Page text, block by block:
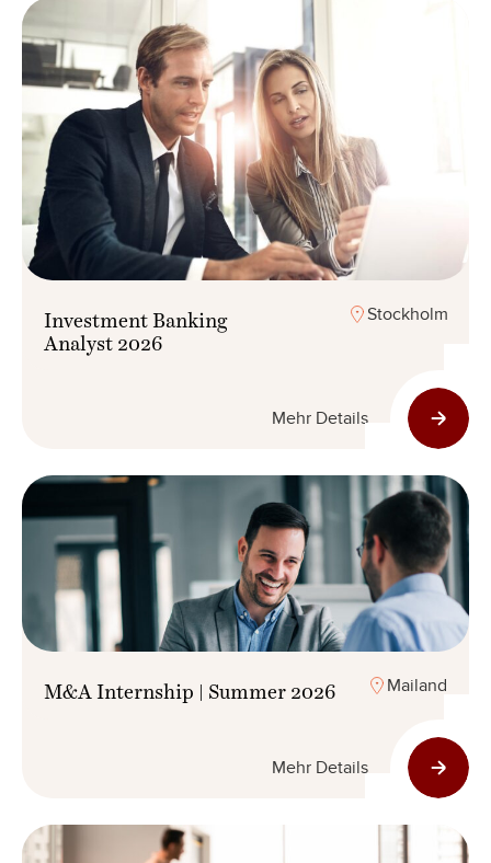
Investment Banking
Analyst 2026
Stockholm
Mehr Details
M&A Internship | Summer 2026 Mailand
Mehr Details